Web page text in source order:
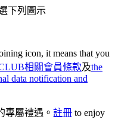
下列圖示
icon, it means that you
相關會員條款及the
data notification and
專屬禮遇。 註冊 to enjoy